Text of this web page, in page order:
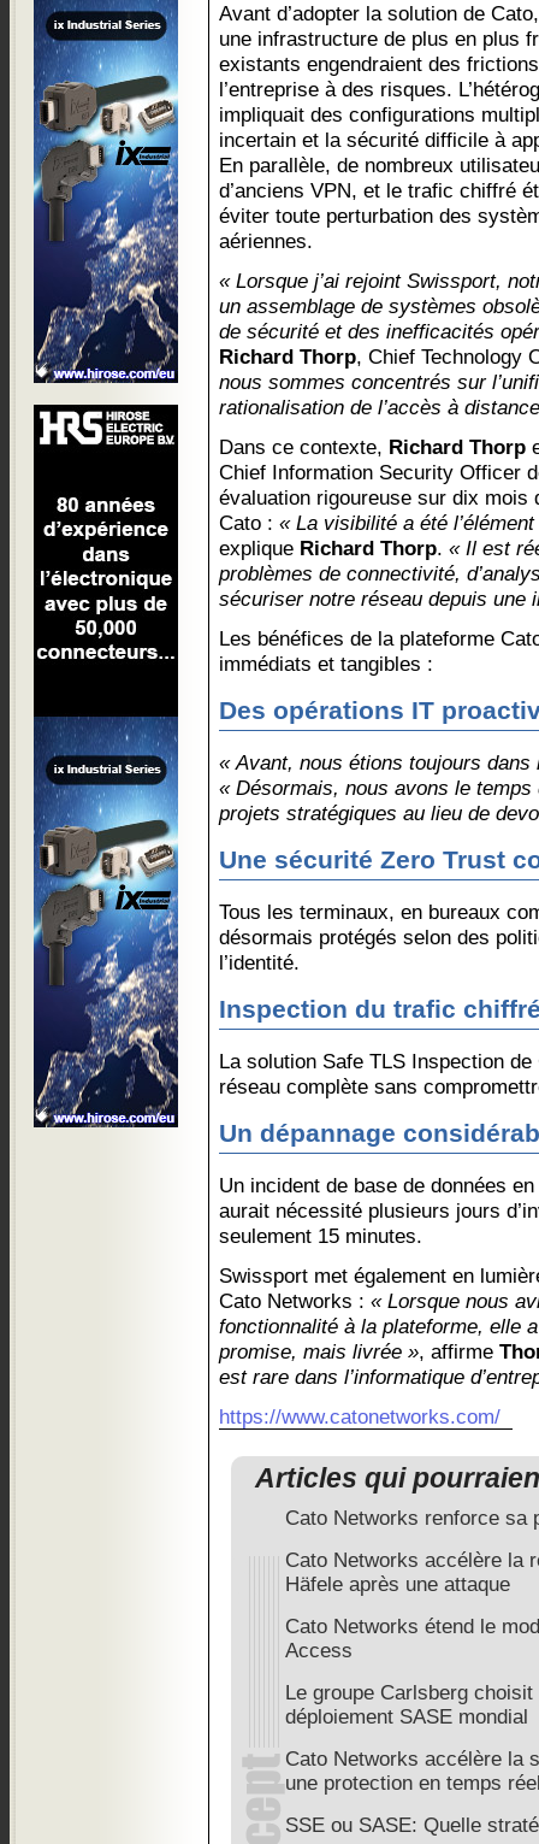
Avant d’adopter la solution de
une infrastructure de plus en plus
existants engendraient des
l’entreprise à des risques.
impliquait des configurations
incertain et la sécurité difficile à
En parallèle, de nombreux
d’anciens VPN, et le trafic chiffré
éviter toute perturbation des
aériennes.
« Lorsque j’ai rejoint Swissport,
un assemblage de systèmes
de sécurité et des inefficacités
Richard Thorp, Chief Technology
nous sommes concentrés sur
rationalisation de l’accès à
Dans ce contexte, Richard Thorp
Chief Information Security Officer
évaluation rigoureuse sur dix mois
Cato : « La visibilité a été
explique Richard Thorp. « Il est
problèmes de connectivité,
sécuriser notre réseau depuis une
Les bénéfices de la plateforme
immédiats et tangibles :
Des opérations IT
« Avant, nous étions toujours dans
« Désormais, nous avons le
projets stratégiques au lieu de
Une sécurité Zero Trust
Tous les terminaux, en bureaux
désormais protégés selon des
l’identité.
Inspection du trafic
La solution Safe TLS Inspection
réseau complète sans
Un dépannage
Un incident de base de données
aurait nécessité plusieurs jours
seulement 15 minutes.
Swissport met également en
Cato Networks : « Lorsque nous
fonctionnalité à la plateforme, elle
promise, mais livrée », affirme
est rare dans l’informatique
https://www.catonetworks.com/
Articles qui
Cato Networks renforce sa
Cato Networks accélère la
Häfele après une attaque
Cato Networks étend le
Access
Le groupe Carlsberg
déploiement SASE mondial
Cato Networks accélère la
une protection en temps
SSE ou SASE: Quelle